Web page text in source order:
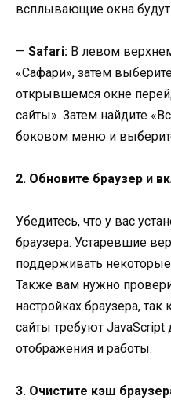
всплывающие окна будут
— Safari: В левом
«Сафари», затем
открывшемся окне
сайты». Затем найдите
боковом меню и
2. Обновите браузер и
Убедитесь, что у вас
браузера. Устаревшие
поддерживать
Также вам нужно
настройках браузера,
сайты требуют JavaScript
отображения и работы.
3. Очистите кэш